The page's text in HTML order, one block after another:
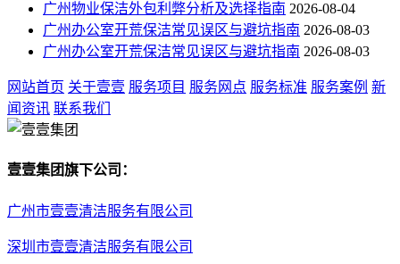
广州物业保洁外包利弊分析及选择指南 2026-08-04
广州办公室开荒保洁常见误区与避坑指南 2026-08-03
广州办公室开荒保洁常见误区与避坑指南 2026-08-03
网站首页 关于壹壹 服务项目 服务网点 服务标准 服务案例 新
闻资讯 联系我们
壹壹集团旗下公司：
广州市壹壹清洁服务有限公司
深圳市壹壹清洁服务有限公司